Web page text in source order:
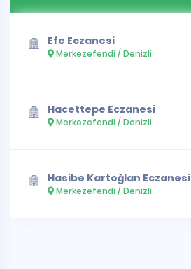
Efe Eczanesi
Merkezefendi / Denizli
Hacettepe Eczanesi
Merkezefendi / Denizli
Hasibe Kartoğlan Eczanesi
Merkezefendi / Denizli